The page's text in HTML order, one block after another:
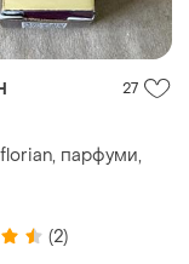
27
парфуми,
(2)